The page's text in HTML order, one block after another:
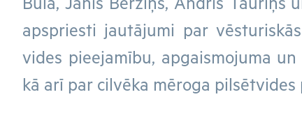
Bula, Jānis Bērziņš, Andris Tauriņš
apspriesti jautājumi par
vides pieejamību, apgaismojuma
kā arī par cilvēka mēroga pilsētvides